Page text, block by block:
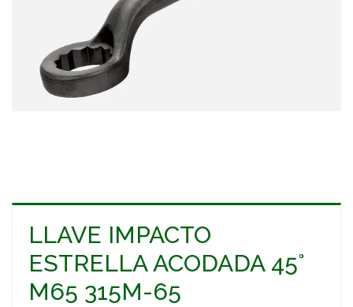
LLAVE IMPACTO
ESTRELLA ACODADA 45°
M65 315M-65